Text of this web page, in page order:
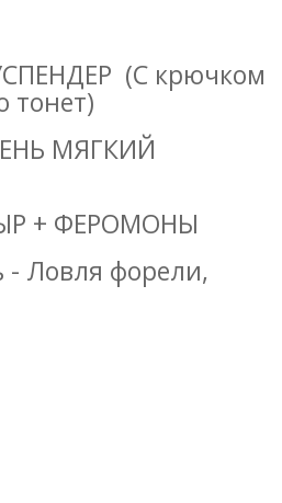
(С крючком
тонет)
МЯГКИЙ
+ ФЕРОМОНЫ
- Ловля форели,